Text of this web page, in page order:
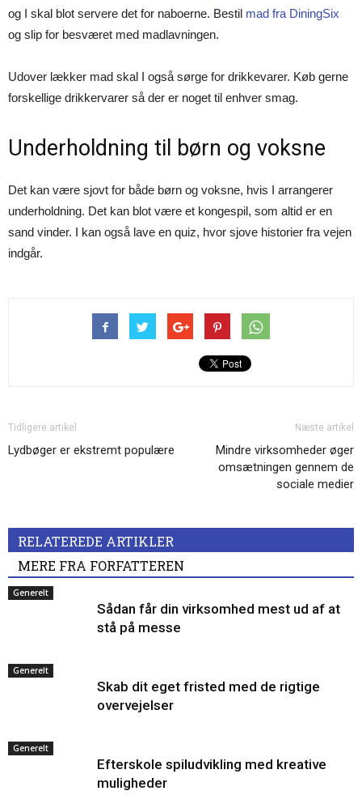
og I skal blot servere det for naboerne. Bestil mad fra DiningSix
og slip for besværet med madlavningen.
Udover lækker mad skal I også sørge for drikkevarer. Køb gerne
forskellige drikkervarer så der er noget til enhver smag.
Underholdning til børn og voksne
Det kan være sjovt for både børn og voksne, hvis I arrangerer
underholdning. Det kan blot være et kongespil, som altid er en
sand vinder. I kan også lave en quiz, hvor sjove historier fra vejen
indgår.
Tidligere artikel
Lydbøger er ekstremt populære
Næste artikel
Mindre virksomheder øger
omsætningen gennem de
sociale medier
RELATEREDE ARTIKLER
MERE FRA FORFATTEREN
Generelt
Sådan får din virksomhed mest ud af at
stå på messe
Generelt
Skab dit eget fristed med de rigtige
overvejelser
Generelt
Efterskole spiludvikling med kreative
muligheder